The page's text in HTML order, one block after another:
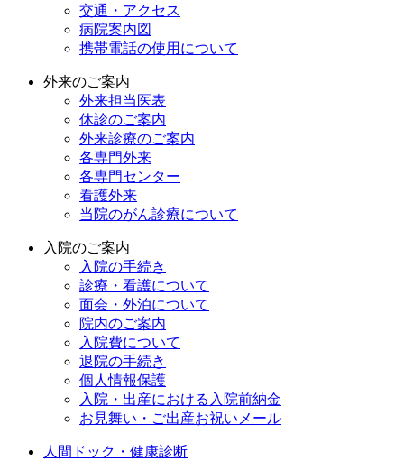
交通・アクセス
病院案内図
携帯電話の使用について
外来のご案内
外来担当医表
休診のご案内
外来診療のご案内
各専門外来
各専門センター
看護外来
当院のがん診療について
入院のご案内
入院の手続き
診療・看護について
面会・外泊について
院内のご案内
入院費について
退院の手続き
個人情報保護
入院・出産における入院前納金
お見舞い・ご出産お祝いメール
人間ドック・健康診断